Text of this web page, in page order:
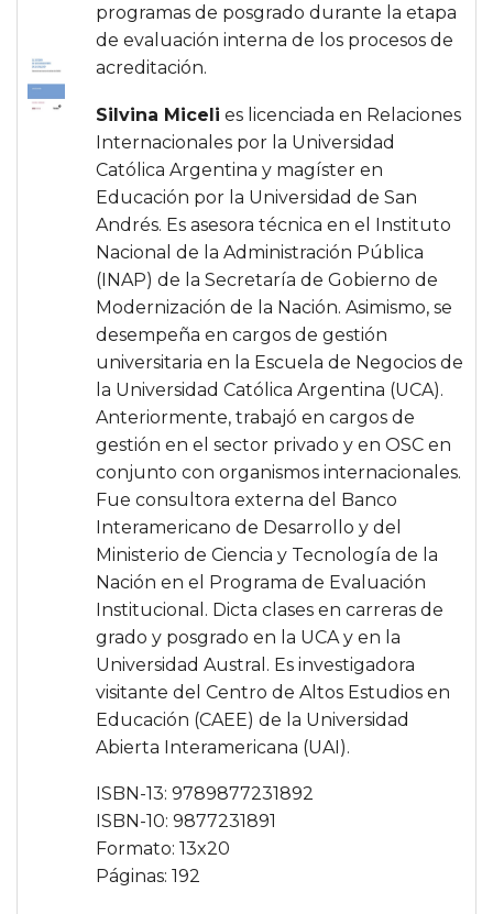
programas de posgrado durante la etapa
de evaluación interna de los procesos de
acreditación.
Silvina Miceli es licenciada en Relaciones
Internacionales por la Universidad
Católica Argentina y magíster en
Educación por la Universidad de San
Andrés. Es asesora técnica en el Instituto
Nacional de la Administración Pública
(INAP) de la Secretaría de Gobierno de
Modernización de la Nación. Asimismo, se
desempeña en cargos de gestión
universitaria en la Escuela de Negocios de
la Universidad Católica Argentina (UCA).
Anteriormente, trabajó en cargos de
gestión en el sector privado y en OSC en
conjunto con organismos internacionales.
Fue consultora externa del Banco
Interamericano de Desarrollo y del
Ministerio de Ciencia y Tecnología de la
Nación en el Programa de Evaluación
Institucional. Dicta clases en carreras de
grado y posgrado en la UCA y en la
Universidad Austral. Es investigadora
visitante del Centro de Altos Estudios en
Educación (CAEE) de la Universidad
Abierta Interamericana (UAI).
ISBN-13: 9789877231892
ISBN-10: 9877231891
Formato: 13x20
Páginas: 192